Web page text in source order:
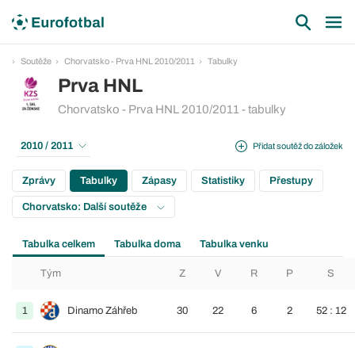
Soutěže Chorvatsko - Prva HNL 2010/2011 Tabulky
Prva HNL
Chorvatsko - Prva HNL 2010/2011 - tabulky
Přidat soutěž do záložek
2010 / 2011
Zprávy Tabulky Zápasy Statistiky Přestupy
Chorvatsko: Další soutěže
Tabulka celkem Tabulka doma Tabulka venku
Tým Z V R P S
1 Dinamo Záhřeb 30 22 6 2 52 : 12